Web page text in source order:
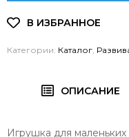
Категории: Каталог
ОПИСАНИЕ
Игрушка для